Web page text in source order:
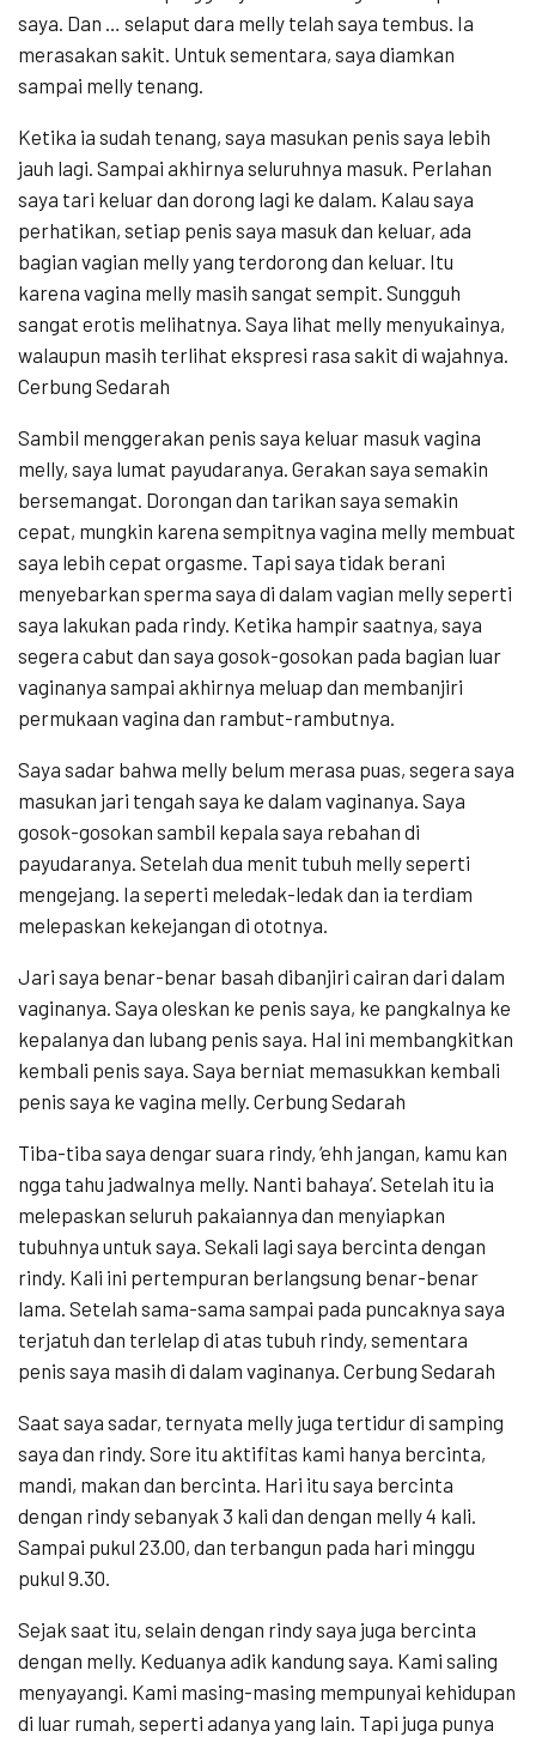
saya. Dan … selaput dara melly telah saya tembus. Ia
merasakan sakit. Untuk sementara, saya diamkan
sampai melly tenang.
Ketika ia sudah tenang, saya masukan penis saya lebih
jauh lagi. Sampai akhirnya seluruhnya masuk. Perlahan
saya tari keluar dan dorong lagi ke dalam. Kalau saya
perhatikan, setiap penis saya masuk dan keluar, ada
bagian vagian melly yang terdorong dan keluar. Itu
karena vagina melly masih sangat sempit. Sungguh
sangat erotis melihatnya. Saya lihat melly menyukainya,
walaupun masih terlihat ekspresi rasa sakit di wajahnya.
Cerbung Sedarah
Sambil menggerakan penis saya keluar masuk vagina
melly, saya lumat payudaranya. Gerakan saya semakin
bersemangat. Dorongan dan tarikan saya semakin
cepat, mungkin karena sempitnya vagina melly membuat
saya lebih cepat orgasme. Tapi saya tidak berani
menyebarkan sperma saya di dalam vagian melly seperti
saya lakukan pada rindy. Ketika hampir saatnya, saya
segera cabut dan saya gosok-gosokan pada bagian luar
vaginanya sampai akhirnya meluap dan membanjiri
permukaan vagina dan rambut-rambutnya.
Saya sadar bahwa melly belum merasa puas, segera saya
masukan jari tengah saya ke dalam vaginanya. Saya
gosok-gosokan sambil kepala saya rebahan di
payudaranya. Setelah dua menit tubuh melly seperti
mengejang. Ia seperti meledak-ledak dan ia terdiam
melepaskan kekejangan di ototnya.
Jari saya benar-benar basah dibanjiri cairan dari dalam
vaginanya. Saya oleskan ke penis saya, ke pangkalnya ke
kepalanya dan lubang penis saya. Hal ini membangkitkan
kembali penis saya. Saya berniat memasukkan kembali
penis saya ke vagina melly. Cerbung Sedarah
Tiba-tiba saya dengar suara rindy, ‘ehh jangan, kamu kan
ngga tahu jadwalnya melly. Nanti bahaya’. Setelah itu ia
melepaskan seluruh pakaiannya dan menyiapkan
tubuhnya untuk saya. Sekali lagi saya bercinta dengan
rindy. Kali ini pertempuran berlangsung benar-benar
lama. Setelah sama-sama sampai pada puncaknya saya
terjatuh dan terlelap di atas tubuh rindy, sementara
penis saya masih di dalam vaginanya. Cerbung Sedarah
Saat saya sadar, ternyata melly juga tertidur di samping
saya dan rindy. Sore itu aktifitas kami hanya bercinta,
mandi, makan dan bercinta. Hari itu saya bercinta
dengan rindy sebanyak 3 kali dan dengan melly 4 kali.
Sampai pukul 23.00, dan terbangun pada hari minggu
pukul 9.30.
Sejak saat itu, selain dengan rindy saya juga bercinta
dengan melly. Keduanya adik kandung saya. Kami saling
menyayangi. Kami masing-masing mempunyai kehidupan
di luar rumah, seperti adanya yang lain. Tapi juga punya